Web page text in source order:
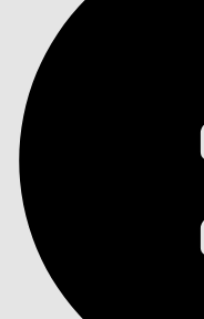
검색